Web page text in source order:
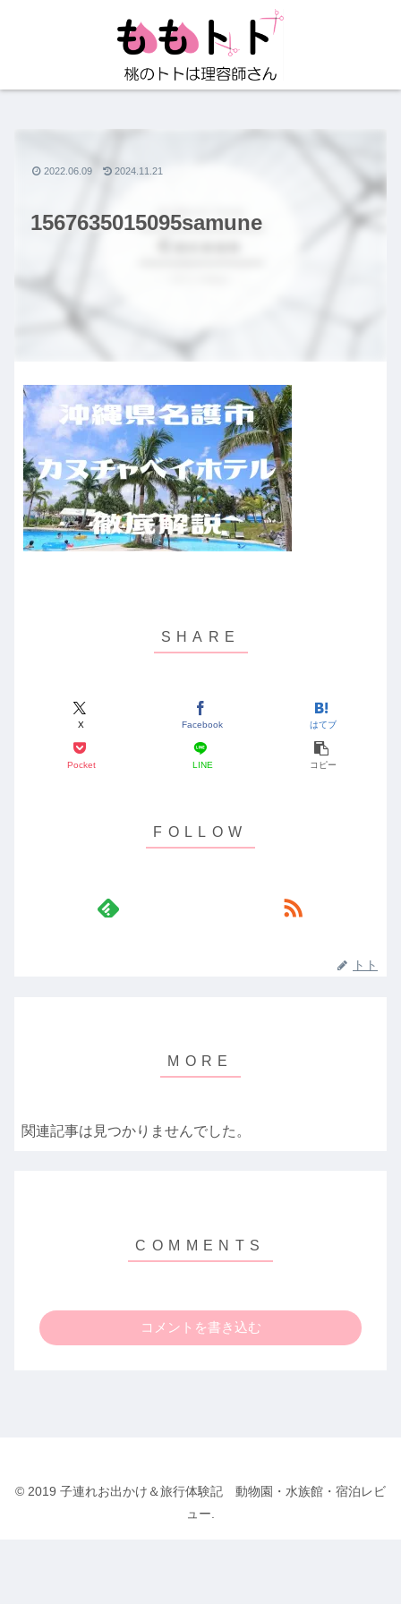
1567635015095samune
2022.06.09 2024.11.21
X Facebook はてブ
Pocket LINE コピー
トト
関連記事は見つかりませんでした。
コメントを書き込む
© 2019 子連れお出かけ＆旅行体験記 動物園・水族館・宿泊レビ
ュー.